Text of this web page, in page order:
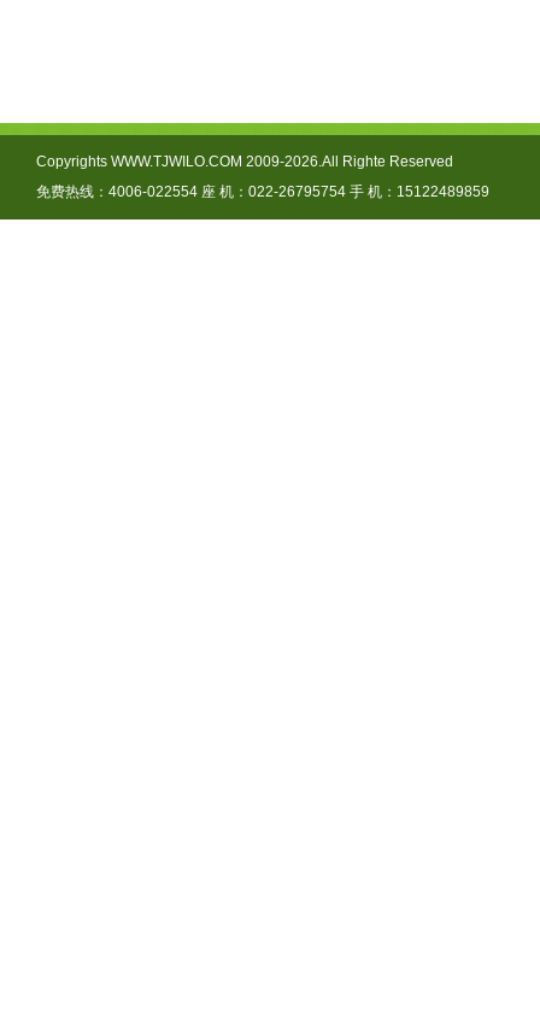
Copyrights WWW.TJWILO.COM 2009-2026.All Righte Reserved
免费热线：4006-022554 座 机：022-26795754 手 机：15122489859